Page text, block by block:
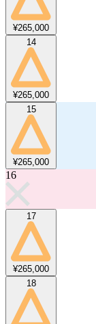
¥265,000
14
¥265,000
15
¥265,000
16
17
¥265,000
18